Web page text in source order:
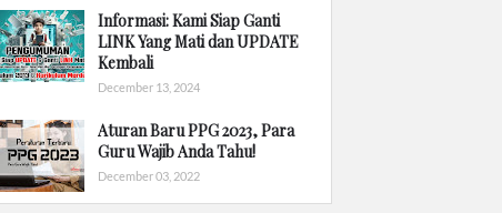
Informasi: Kami Siap Ganti
LINK Yang Mati dan UPDATE
Kembali
December 13, 2024
Aturan Baru PPG 2023, Para
Guru Wajib Anda Tahu!
December 03, 2022